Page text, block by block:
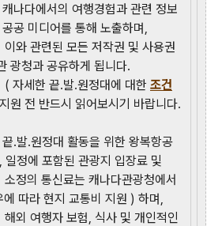
나다에서의 여행경험과 관련 정보
공 미디어를 통해 노출하며,
이와 관련된 모든 저작권 및 사용권
광청과 공유하게 됩니다.
( 자세한 끝.발.원정대에 대한 조건
원 전 반드시 읽어보시기 바랍니다.
.발.원정대 활동을 위한 왕복항공
일정에 포함된 관광지 입장료 및
소정의 통신료는 캐나다관광청에서
따라 현지 교통비 지원 ) 하며,
해외 여행자 보험, 식사 및 개인적인